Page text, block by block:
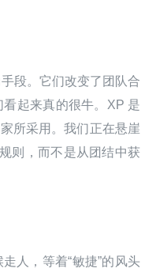
段。它们改变了团队合
起来真的很牛。XP 是
所采用。我们正在悬崖
则，而不是从团结中获
人，等着“敏捷”的风头